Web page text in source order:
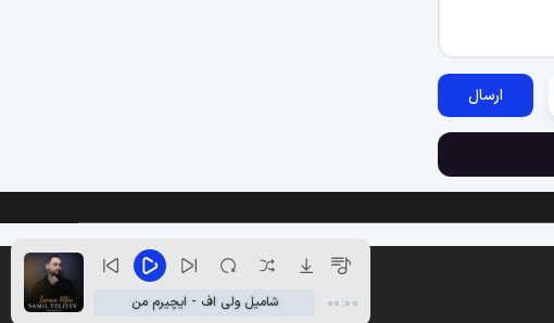
ارسال
شامیل ولی اف - ایچیرم من 00:00